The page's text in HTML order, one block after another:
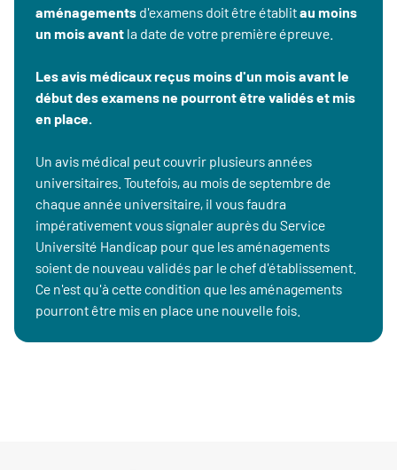
aménagements d'examens doit être établitau moins
un mois avant la date de votre première épreuve.
Les avis médicaux reçus moins d'un mois avant le
début des examens ne pourront être validés et mis
en place.
Un avis médical peut couvrir plusieurs années
universitaires. Toutefois, au mois de septembre de
chaque année universitaire, il vous faudra
impérativement vous signaler auprès du Service
Université Handicap pour que les aménagements
soient de nouveau validés par le chef d'établissement.
Ce n'est qu'à cette condition que les aménagements
pourront être mis en place une nouvelle fois.